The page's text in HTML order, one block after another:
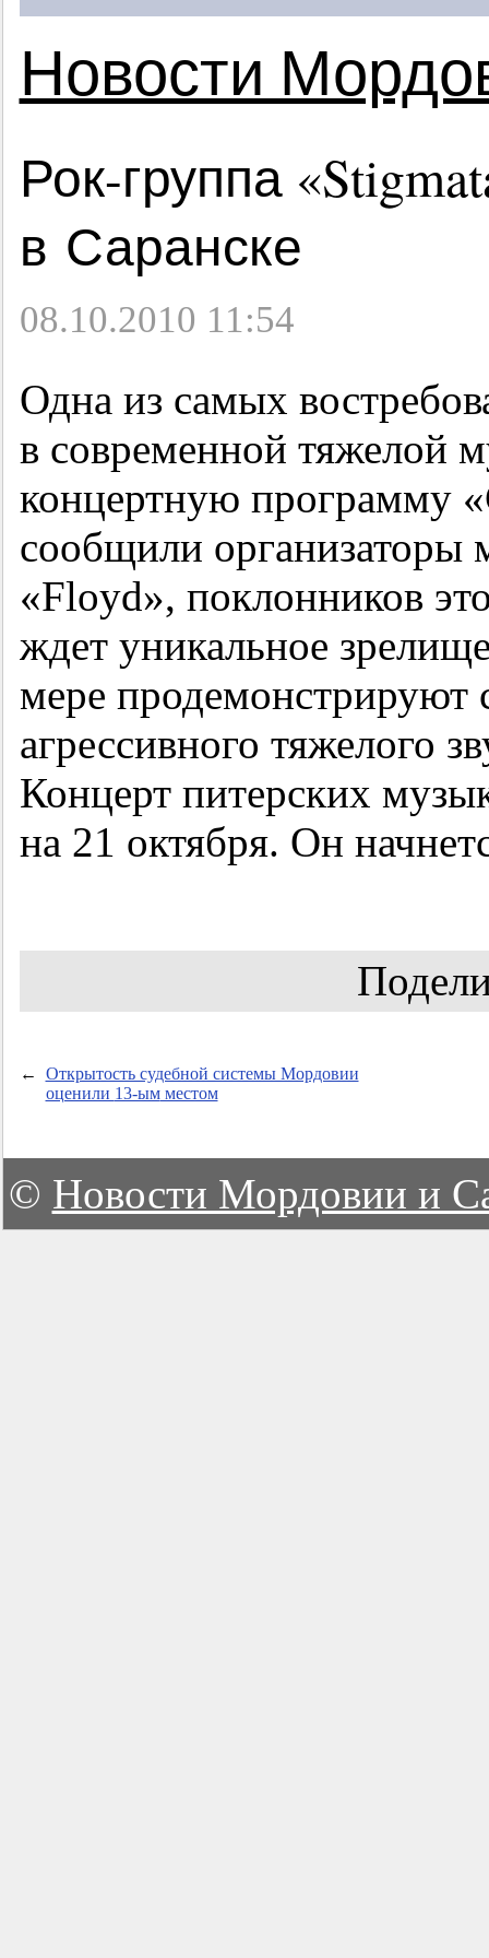
Новости
Рок-группа
в Саранске
08.10.2010 11:54
Одна из самых
в современной тяжелой
концертную программу
сообщили организаторы
«Floyd», поклонников
ждет уникальное
мере продемонстрируют
агрессивного тяжелого
Концерт питерских
на 21 октября. Он
←
Открытость судебной системы Мордовии
оценили 13-ымместом
© Новости Мордовии и